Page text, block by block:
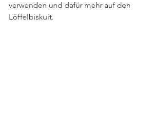
verwenden und dafür mehr auf den
Löffelbiskuit.